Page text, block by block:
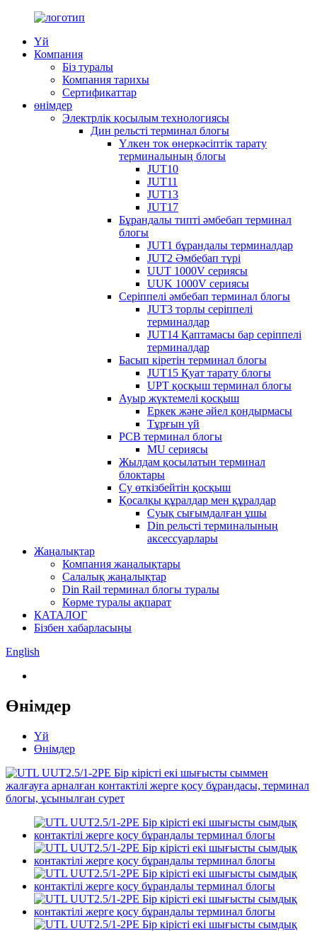
Үй
Компания
Біз туралы
Компания тарихы
Сертификаттар
өнімдер
Электрлік қосылым технологиясы
Дин рельсті терминал блогы
Үлкен ток өнеркәсіптік тарату
терминалының блогы
JUT10
JUT11
JUT13
JUT17
Бұрандалы типті әмбебап терминал
блогы
JUT1 бұрандалы терминалдар
JUT2 Әмбебап түрі
UUT 1000V сериясы
UUK 1000V сериясы
Серіппелі әмбебап терминал блогы
JUT3 торлы серіппелі
терминалдар
JUT14 Қаптамасы бар серіппелі
терминалдар
Басып кіретін терминал блогы
JUT15 Қуат тарату блогы
UPT қосқыш терминал блогы
Ауыр жүктемелі қосқыш
Еркек және әйел қондырмасы
Тұрғын үй
PCB терминал блогы
MU сериясы
Жылдам қосылатын терминал
блоктары
Су өткізбейтін қосқыш
Қосалқы құралдар мен құралдар
Суық сығымдалған ұшы
Din рельсті терминалының
аксессуарлары
Жаңалықтар
Компания жаңалықтары
Салалық жаңалықтар
Din Rail терминал блогы туралы
Көрме туралы ақпарат
КАТАЛОГ
Бізбен хабарласыңы
English
Өнімдер
Үй
Өнімдер